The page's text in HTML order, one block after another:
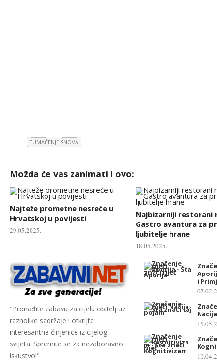
TUMAČENJE SNOVA
Možda će vas zanimati i ovo:
Najteže prometne nesreće u
Hrvatskoj u povijesti
29.05.2025.
Najbizarniji restorani
Gastro avantura za
ljubitelje hrane
18.05.2025.
"Pronađite zabavu za cijelu obitelj uz
raznolike sadržaje i otkrijte
interesantne činjenice iz cijelog
svijeta. Spremite se za nezaboravno
iskustvo!"
i
Nacija